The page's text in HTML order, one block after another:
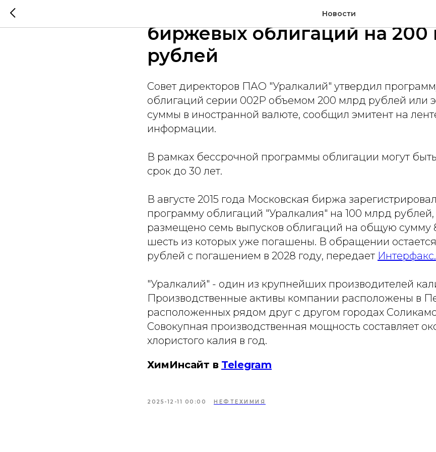
Новости
"Уралкалий" утвердил
биржевых облигаций на
рублей
Совет директоров ПАО "Уралкалий" утвердил
облигаций серии 002Р объемом 200 млрд рублей или
суммы в иностранной валюте, сообщил эмитент на
информации.
В рамках бессрочной программы облигации могут
срок до 30 лет.
В августе 2015 года Московская биржа
программу облигаций "Уралкалия" на 100 млрд
размещено семь выпусков облигаций на общую сумму
шесть из которых уже погашены. В обращении
рублей с погашением в 2028 году, передает Интерфакс.
"Уралкалий" - один из крупнейших производителей
Производственные активы компании расположены в
расположенных рядом друг с другом городах
Совокупная производственная мощность составляет
хлористого калия в год.
ХимИнсайт в Telegram
2025-12-11 00:00 НЕФТЕХИМИЯ